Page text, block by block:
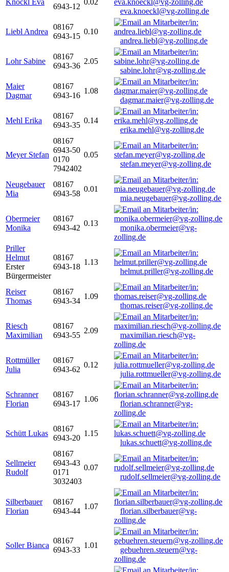
Knöckl Eva
6943-12
0.02
eva.knoeckl@vg-zolling.de
Liebl Andrea
08167
6943-15
0.10
andrea.liebl@vg-zolling.de
Lohr Sabine
08167
6943-36
2.05
sabine.lohr@vg-zolling.de
Maier
Dagmar
08167
6943-16
1.08
dagmar.maier@vg-zolling.de
Mehl Erika
08167
6943-35
0.14
erika.mehl@vg-zolling.de
Meyer Stefan
08167
6943-50
0170
7942402
0.05
stefan.meyer@vg-zolling.de
Neugebauer
Mia
08167
6943-58
0.01
mia.neugebauer@vg-zolling.de
Obermeier
Monika
08167
6943-42
0.13
monika.obermeier@vg-
zolling.de
Priller
Helmut
Erster
Bürgermeister
08167
6943-18
1.13
helmut.priller@vg-zolling.de
Reiser
Thomas
08167
6943-34
1.09
thomas.reiser@vg-zolling.de
Riesch
Maximilian
08167
6943-55
2.09
maximilian.riesch@vg-
zolling.de
Rottmüller
Julia
08167
6943-62
0.12
julia.rottmueller@vg-zolling.de
Schranner
Florian
08167
6943-17
1.06
florian.schranner@vg-
zolling.de
Schütt Lukas
08167
6943-20
1.15
lukas.schuett@vg-zolling.de
Sellmeier
Rudolf
08167
6943-43
0171
3032403
0.07
rudolf.sellmeier@vg-zolling.de
Silberbauer
Florian
08167
6943-44
1.07
florian.silberbauer@vg-
zolling.de
Soller Bianca
08167
6943-33
1.01
gebuehren.steuern@vg-
zolling.de